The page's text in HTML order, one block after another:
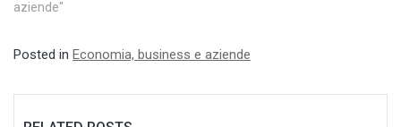
aziende"
Posted in Economia, business e aziende